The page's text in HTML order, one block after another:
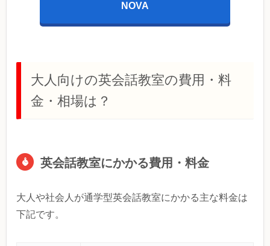
NOVA
大人向けの英会話教室の費用・料
金・相場は？
英会話教室にかかる費用・料金
大人や社会人が通学型英会話教室にかかる主な料金は
下記です。